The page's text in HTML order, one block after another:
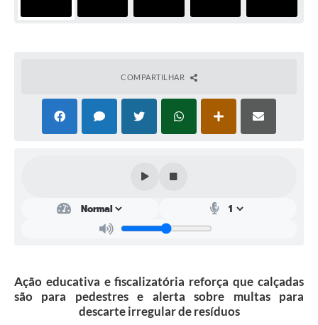
Downloads
COMPARTILHAR
Ação educativa e fiscalizatória reforça que calçadas
são para pedestres e alerta sobre multas para
descarte irregular de resíduos